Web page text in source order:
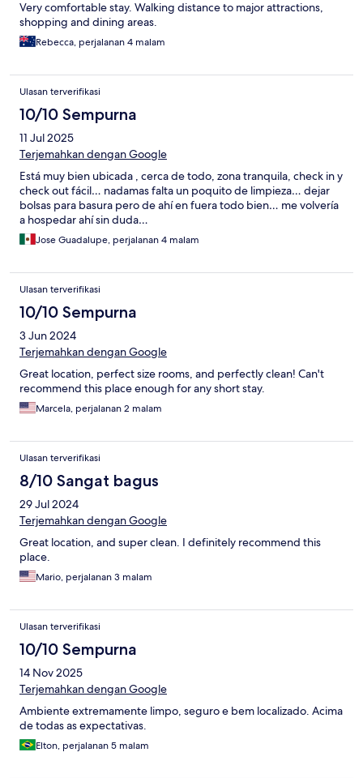
Very comfortable stay. Walking distance to major attractions,
shopping and dining areas.
Rebecca, perjalanan 4 malam
Ulasan terverifikasi
10/10 Sempurna
11 Jul 2025
Terjemahkan dengan Google
Está muy bien ubicada , cerca de todo, zona tranquila, check in y
check out fácil… nadamas falta un poquito de limpieza… dejar
bolsas para basura pero de ahí en fuera todo bien… me volvería
a hospedar ahí sin duda…
Jose Guadalupe, perjalanan 4 malam
Ulasan terverifikasi
10/10 Sempurna
3 Jun 2024
Terjemahkan dengan Google
Great location, perfect size rooms, and perfectly clean! Can't
recommend this place enough for any short stay.
Marcela, perjalanan 2 malam
Ulasan terverifikasi
8/10 Sangat bagus
29 Jul 2024
Terjemahkan dengan Google
Great location, and super clean. I definitely recommend this
place.
Mario, perjalanan 3 malam
Ulasan terverifikasi
10/10 Sempurna
14 Nov 2025
Terjemahkan dengan Google
Ambiente extremamente limpo, seguro e bem localizado. Acima
de todas as expectativas.
Elton, perjalanan 5 malam